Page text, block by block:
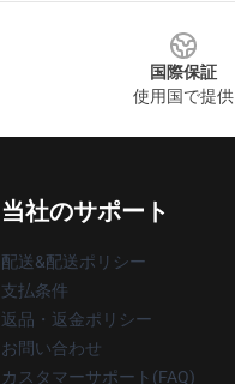
国際保証
使用国で提供
当社のサポート
配送&配送ポリシー
支払条件
返品・返金ポリシー
お問い合わせ
カスタマーサポート(FAQ)